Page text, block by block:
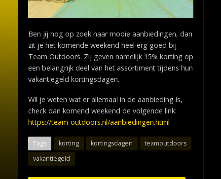
Ben jij nog op zoek naar mooie aanbiedingen, dan
zit je het komende weekend heel erg goed bij
Team Outdoors. Zij geven namelijk 15% korting op
een belangrijk deel van het assortiment tijdens hun
vakantiegeld kortingsdagen.
Wil je weten wat er allemaal in de aanbieding is,
check dan komend weekend de volgende link:
https://team-outdoors.nl/aanbiedingen.html
Tags korting kortingsdagen
teamoutdoors
vakantiegeld